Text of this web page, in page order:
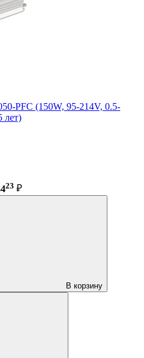
PFC (150W, 95-214V, 0.5-
лет)
23 ₽
В корзину